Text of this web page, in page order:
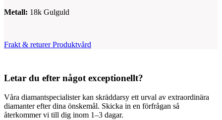
Metall: 18k Gulguld
Frakt & returer Produktvård
Letar du efter något exceptionellt?
Våra diamantspecialister kan skräddarsy ett urval av extraordinära
diamanter efter dina önskemål. Skicka in en förfrågan så
återkommer vi till dig inom 1–3 dagar.